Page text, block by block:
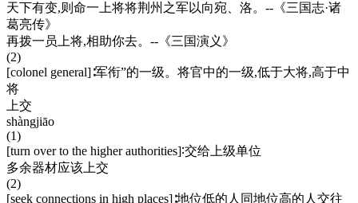
天下有变,则命一上将将荆州之军以向宛、洛。--《三国志·诸
葛亮传》
再拨一员上将,相助你去。--《三国演义》
(2)
[colonel general]∶军衔”的一级。将官中的一级,低于大将,高于中
将
上交
shàngjiāo
(1)
[turn over to the higher authorities]∶交给上级单位
多余器材应该上交
(2)
[seek connections in high places]∶地位低的人同地位高的人交往